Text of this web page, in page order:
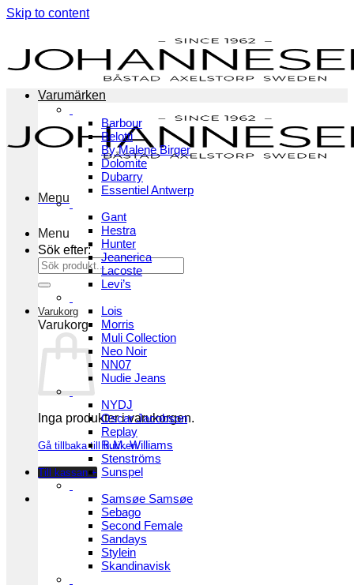
Skip to content
Menu
Menu
Sök efter:
Varukorg
Varukorg
Inga produkter i varukorgen.
Gå tillbaka till butiken
Till kassan +
Varumärken
Barbour
Belotti
By Malene Birger
Dolomite
Dubarry
Essentiel Antwerp
Gant
Hestra
Hunter
Jeanerica
Lacoste
Levi’s
Lois
Morris
Muli Collection
Neo Noir
NN07
Nudie Jeans
NYDJ
Oscar Jacobson
Replay
R.M. Williams
Stenströms
Sunspel
Samsøe Samsøe
Sebago
Second Female
Sandays
Stylein
Skandinavisk